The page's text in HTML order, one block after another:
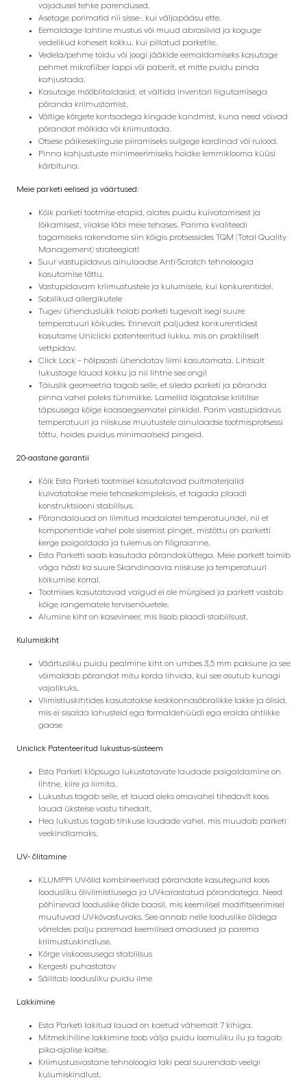
vajadusel tehke parendused.
Asetage porimatid nii sisse-, kui väljapääsu ette.
Eemaldage lahtine mustus või muud abrasiivid ja koguge
vedelikud koheselt kokku, kui pillatud parketile.
Vedela/pehme toidu või joogi jääkide eemaldamiseks kasutage
pehmet mikrofiiber lappi või paberit, et mitte puidu pinda
kahjustada.
Kasutage mööblitaldasid, et vältida inventari liigutamisega
põranda kriimustamist.
Vältige kõrgete kontsadega kingade kandmist, kuna need võivad
põrandat mõlkida või kriimustada.
Otsese päikesekiirguse piiramiseks sulgege kardinad või rulood.
Pinna kahjustuste minimeerimiseks hoidke lemmiklooma küüsi
kärbituna.
Meie parketi eelised ja väärtused:
Kõik parketi tootmise etapid, alates puidu kuivatamisest ja
lõikamisest, viiakse läbi meie tehases. Parima kvaliteedi
tagamiseks rakendame siin kõigis protsessides TQM (Total Quality
Management) strateegiat!
Suur vastupidavus ainulaadse Anti-Scratch tehnoloogia
kasutamise tõttu.
Vastupidavam kriimustustele ja kulumisele, kui konkurentidel.
Sobilikud allergikutele
Tugev ühenduslukk hoiab parketi tugevalt isegi suure
temperatuuri kõikudes. Erinevalt paljudest konkurentidest
kasutame Uniclicki patenteeritud lukku, mis on praktiliselt
vettpidav.
Click Lock – hõlpsasti ühendatav liimi kasutamata. Lihtsalt
lukustage lauad kokku ja nii lihtne see ongi!
Täiuslik geomeetria tagab selle, et sileda parketi ja põranda
pinna vahel poleks tühimikke. Lamellid lõigatakse kriitilise
täpsusega kõige kaasaegsematel pinkidel. Parim vastupidavus
temperatuuri ja niiskuse muutustele ainulaadse tootmisprotsessi
tõttu, hoides puidus minimaalseid pingeid.
20-aastane garantii
Kõik Esta Parketi tootmisel kasutatavad puitmaterjalid
kuivatatakse meie tehasekompleksis, et tagada plaadi
konstruktsiooni stabiilsus.
Põrandalauad on liimitud madalatel temperatuuridel, nii et
komponentide vahel pole sisemist pinget, mistõttu on parketti
kerge paigaldada ja tulemus on filigraanne.
Esta Parketti saab kasutada põrandaküttega. Meie parkett toimib
väga hästi ka suure Skandinaavia niiskuse ja temperatuuri
kõikumise korral.
Tootmises kasutatavad vaigud ei ole mürgised ja parkett vastab
kõige rangematele tervisenõuetele.
Alumine kiht on kasevineer, mis lisab plaadi stabiilsust.
Kulumiskiht
Väärtusliku puidu pealmine kiht on umbes 3,5 mm paksune ja see
võimaldab põrandat mitu korda lihvida, kui see osutub kunagi
vajalikuks.
Viimistluskihtides kasutatakse keskkonnasõbralikke lakke ja õlisid,
mis ei sisalda lahusteid ega formaldehüüdi ega eralda ohtlikke
gaase
Uniclick Patenteeritud lukustus-süsteem
Esta Parketi klõpsuga lukustatavate laudade paigaldamine on
lihtne, kiire ja liimita.
Lukustus tagab selle, et lauad oleks omavahel tihedavlt koos
lauad üksteise vastu tihedalt,
Hea lukustus tagab tihkuse laudade vahel, mis muudab parketi
veekindlamaks.
UV- õlitamine
KLUMPPi UV-õlid kombineerivad põrandate kasutegurid koos
loodusliku õliviimistlusega ja UV-karastatud põrandatega. Need
põhinevad looduslike õlide baasil, mis keemilisel modifitseerimisel
muutuvad UV-kõvastuvaks. See annab neile looduslike õlidega
võrreldes palju paremad keemilised omadused ja parema
kriimustuskindluse.
Kõrge viskoossusega stabiilsus
Kergesti puhastatav
Säilitab loodusliku puidu ilme
Lakkimine
Esta Parketi lakitud lauad on kaetud vähemalt 7 kihiga.
Mitmekihiline lakkimine toob välja puidu loomuliku ilu ja tagab
pika-ajalise kaitse.
Kriimustusvastane tehnoloogia laki peal suurendab veelgi
kulumiskindlust.